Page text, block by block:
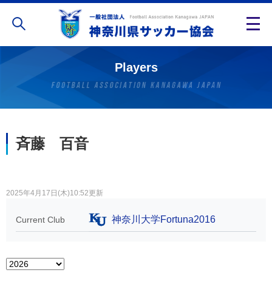
Players
斉藤 百音
2025年4月17日(木)10:52更新
Current Club 神奈川大学Fortuna2016